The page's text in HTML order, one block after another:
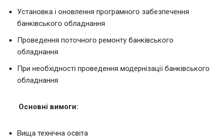
Установка і оновлення програмного забезпечення
банківського обладнання
Проведення поточного ремонту банківського
обладнання
При необхідності проведення модернізації банківського
обладнання
Основні вимоги:
Вища технічна освіта